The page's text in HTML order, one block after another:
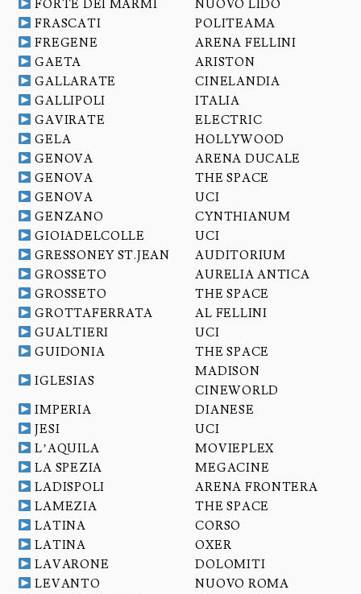
FORTE DEI MARMI
NUOVO LIDO
FRASCATI
POLITEAMA
FREGENE
ARENA FELLINI
GAETA
ARISTON
GALLARATE
CINELANDIA
GALLIPOLI
ITALIA
GAVIRATE
ELECTRIC
GELA
HOLLYWOOD
GENOVA
ARENA DUCALE
GENOVA
THE SPACE
GENOVA
UCI
GENZANO
CYNTHIANUM
GIOIADELCOLLE
UCI
GRESSONEY ST.JEAN
AUDITORIUM
GROSSETO
AURELIA ANTICA
GROSSETO
THE SPACE
GROTTAFERRATA
AL FELLINI
GUALTIERI
UCI
GUIDONIA
THE SPACE
IGLESIAS
MADISON
CINEWORLD
IMPERIA
DIANESE
JESI
UCI
L’AQUILA
MOVIEPLEX
LA SPEZIA
MEGACINE
LADISPOLI
ARENA FRONTERA
LAMEZIA
THE SPACE
LATINA
CORSO
LATINA
OXER
LAVARONE
DOLOMITI
LEVANTO
NUOVO ROMA